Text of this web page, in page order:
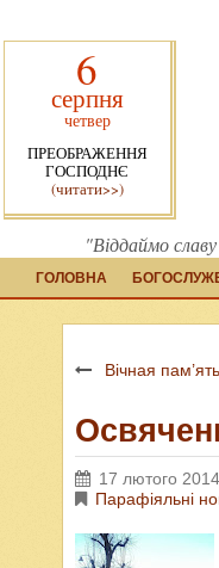
6
серпня
четвер
ПРЕОБРАЖЕННЯ
ГОСПОДНЄ
(читати>>)
"Віддаймо
ГОЛОВНА
Вічная
17 лютого
Парафіяльні